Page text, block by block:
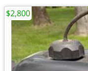
$2,800